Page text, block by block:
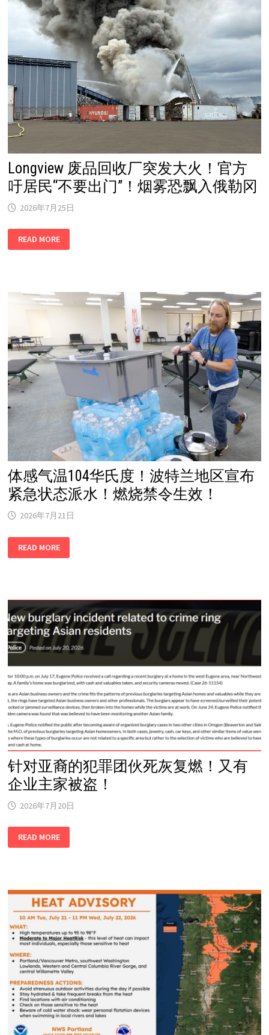
案：
Longview 废品回收厂突发大火！官方
吁居民“不要出门”！烟雾恐飘入俄勒冈
2026年7月25日
LONGVIEW
废
品
发
吁
居
民
“不
要
出
门”！
烟
雾
恐
入
俄
勒
冈
READ MORE
体感气温104华氏度！波特兰地区宣布
紧急状态派水！燃烧禁令生效！
2026年7月21日
感
气
度！
波
特
兰
地
区
宣
紧
急
状
态
派
水！
燃
烧
禁
令
生
效！
READ MORE
针对亚裔的犯罪团伙死灰复燃！又有
企业主家被盗！
2026年7月20日
针
对
亚
团
死
灰
复
燃！
又
有
企
业
主
家
被
盗！
READ MORE